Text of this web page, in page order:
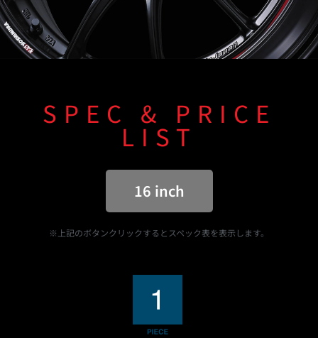
SPEC & PRICE
LIST
16 inch
※上記のボタンクリックするとスペック表を表示します。